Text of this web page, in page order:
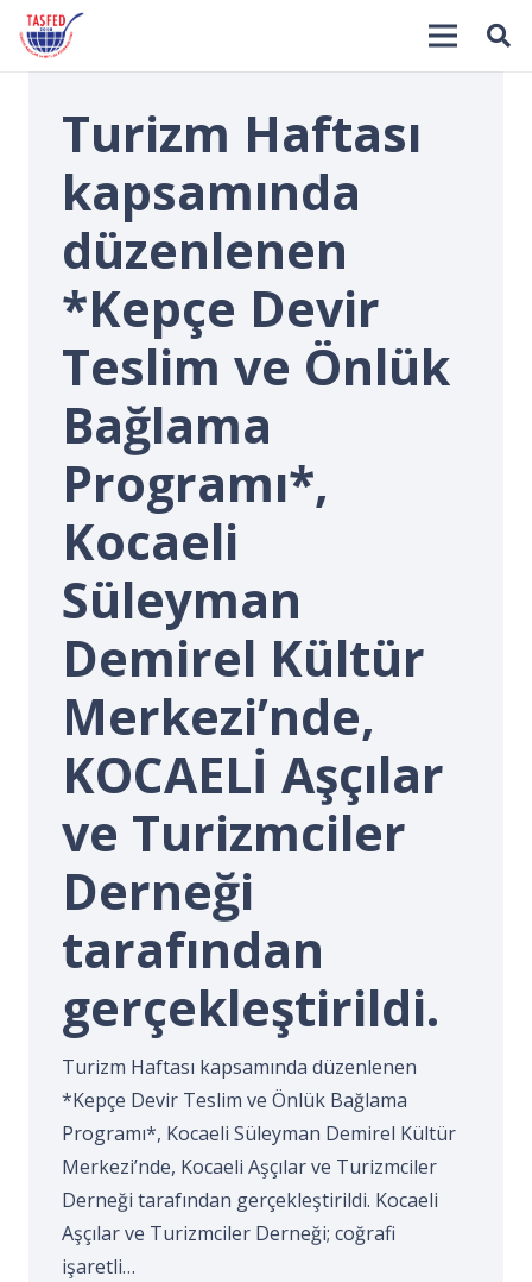
Turizm Haftası
kapsamında
düzenlenen
*Kepçe Devir
Teslim ve Önlük
Bağlama
Programı*,
Kocaeli
Süleyman
Demirel Kültür
Merkezi’nde,
KOCAELİ Aşçılar
ve Turizmciler
Derneği
tarafından
gerçekleştirildi.
Turizm Haftası kapsamında düzenlenen
*Kepçe Devir Teslim ve Önlük Bağlama
Programı*, Kocaeli Süleyman Demirel Kültür
Merkezi’nde, Kocaeli Aşçılar ve Turizmciler
Derneği tarafından gerçekleştirildi. Kocaeli
Aşçılar ve Turizmciler Derneği; coğrafi
işaretli…